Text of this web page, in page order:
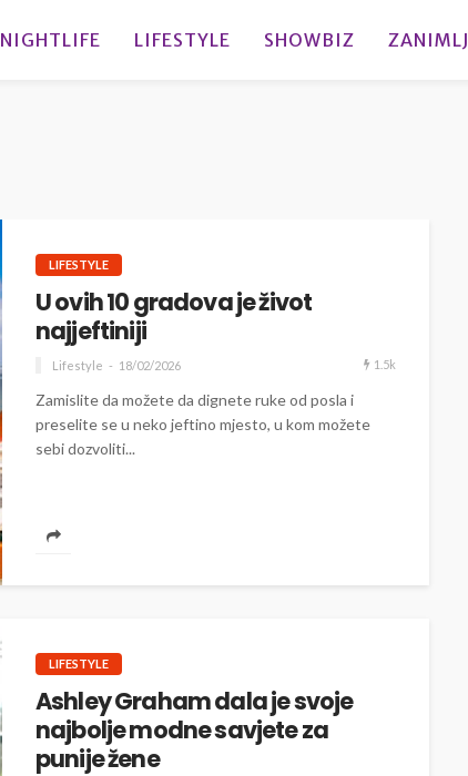
NIGHTLIFE LIFESTYLE SHOWBIZ
LIFESTYLE
U ovih 10 gradova je život
najjeftiniji
Lifestyle 18/02/2026 1.5k
Zamislite da možete da dignete ruke od posla i
preselite se u neko jeftino mjesto, u kom možete
sebi dozvoliti...
LIFESTYLE
Ashley Graham dala je svoje
najbolje modne savjete za
punije žene